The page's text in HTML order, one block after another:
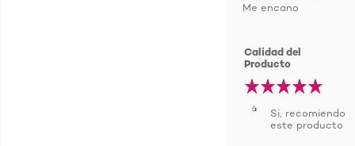
Me encano
Calidad del
Producto
Si, recomiendo
este producto